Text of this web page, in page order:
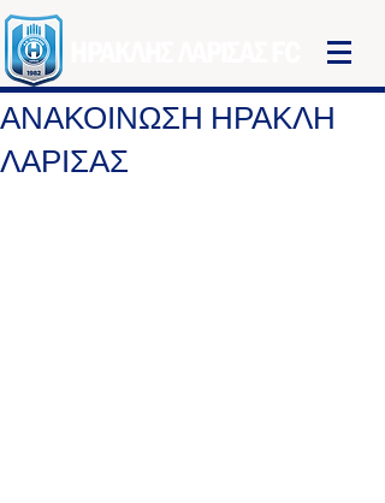
ΑΝΑΚΟΙΝΩΣΗ ΗΡΑΚΛΗ
ΛΑΡΙΣΑΣ